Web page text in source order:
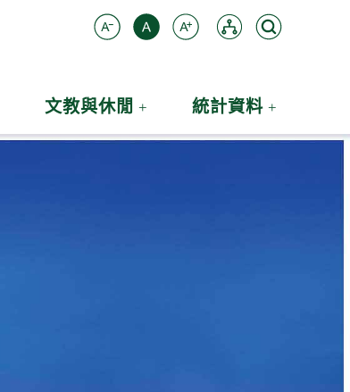
文教與休閒 統計資料